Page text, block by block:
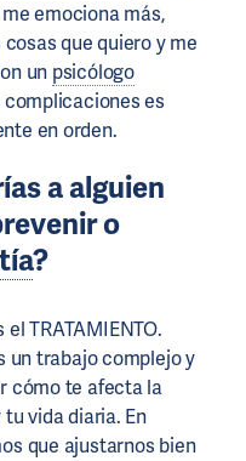
emociona más,
que quiero y me
un psicólogo
es
en orden.
a alguien
o
?
TRATAMIENTO.
un trabajo complejo y
cómo te afecta la
vida diaria. En
que ajustarnos bien